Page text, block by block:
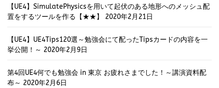
【UE4】SimulatePhysicsを用いて起伏のある地形へのメッシュ配
置をするツールを作る【★★】
2020年2月21日
【UE4】UE4Tips120選～勉強会にて配ったTipsカードの内容を一
挙公開！～ 2020年2月9日
第4回UE4何でも勉強会 in 東京 お疲れさまでした！～講演資料配
布～ 2020年2月6日